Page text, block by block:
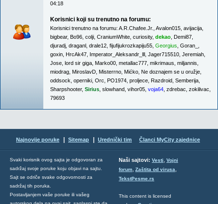
04:18
Korisnici koji su trenutno na forumu:
Korisnici trenutno na forumu: A.R.Chafee.Jr. Avalon015 avijacija
bigbear, Bo96 colji CraniumWhite curiosity, dekao Demi87
djuradj draganl drale12 fijufijukrozkapiju55 Georgius Goran_
goxin HrcAk47 Imperator_Aleksandr_lll Jager715510 Jeremiah
Jose lord sir giga Marko00 metallac777 mikrimaus miljannis
miodrag MiroslavD Misterrno Mićko Ne doznajem se u oružje
oddsock operniki Orc PO1974 proljece Razdroid Semberija
Sharpshooter, Sirius slowhand vihor05 voja64 zdrebac zokilivac
79693
Najnovije poruke Sitemap Urednički tim Članci MyCity zajednice
Svaki korisnik ovog sajta je odgovoran za
sadržaj svoje poruke koju objavi na sajtu.
Sajt se odriče svake odgovornosti za
sadržaj tih poruka.
Postavljanjem vaše poruke ili vašeg
Naši sajtovi: Vesti, Vojni
forum, Zaštita od virusa,
TekstPesme.rs
This content is licensed